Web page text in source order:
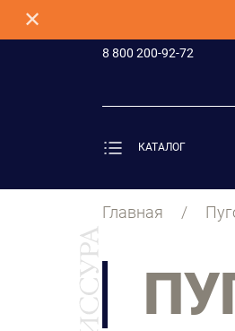
✕
8 800 200-92-72
КАТАЛОГ
Главная